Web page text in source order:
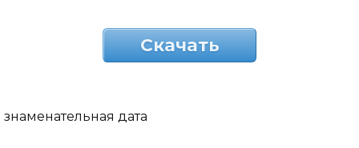
Скачать
знаменательная дата